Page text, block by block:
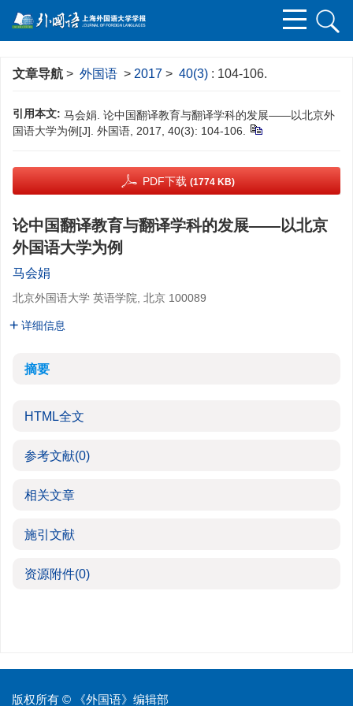
文章导航 > 外国语 > 2017 > 40(3) : 104-106.
引用本文: 马会娟. 论中国翻译教育与翻译学科的发展——以北京外
国语大学为例[J]. 外国语, 2017, 40(3): 104-106.
PDF下载 (1774 KB)
论中国翻译教育与翻译学科的发展——以北京
外国语大学为例
马会娟
北京外国语大学 英语学院, 北京 100089
详细信息
摘要
HTML全文
参考文献(0)
相关文章
施引文献
资源附件(0)
版权所有 © 《外国语》编辑部